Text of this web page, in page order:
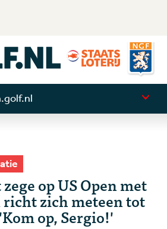
op US Open met
zich meteen tot
op, Sergio!'